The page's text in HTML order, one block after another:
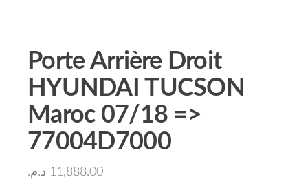
Porte Arrière Droit
HYUNDAI TUCSON
Maroc 07/18 =>
77004D7000
11,888.00 د.م.